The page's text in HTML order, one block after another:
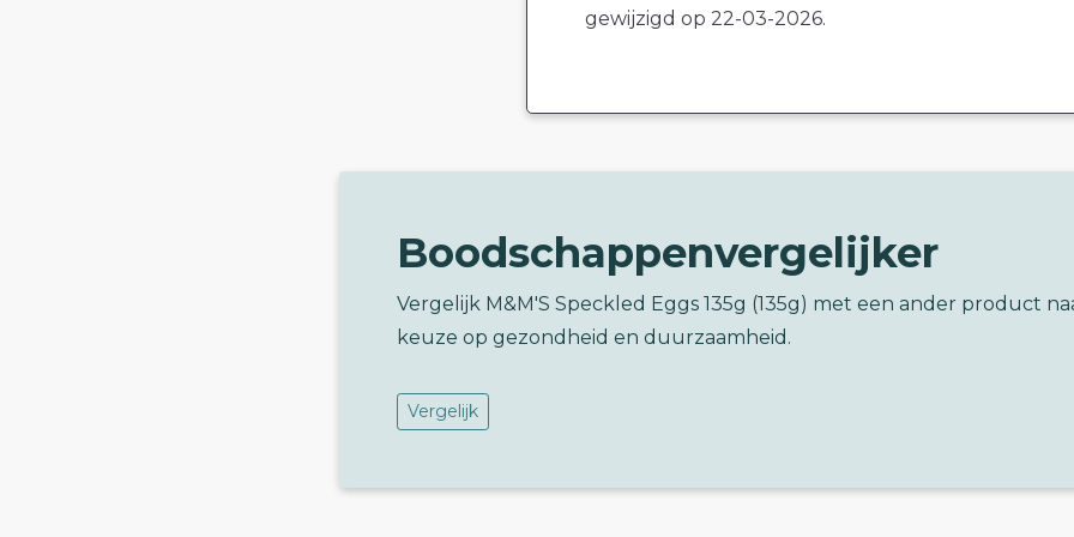
gewijzigd op 22-03-2026.
Boodschappenvergelijker
Vergelijk M&M'S Speckled Eggs 135g (135g) met een ander product
keuze op gezondheid en duurzaamheid.
Vergelijk